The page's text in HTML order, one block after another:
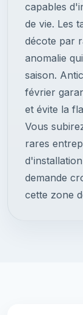
capables
de vie. Les
décote par
anomalie
saison.
février
et évite la
Vous
rares
demande
cette zone